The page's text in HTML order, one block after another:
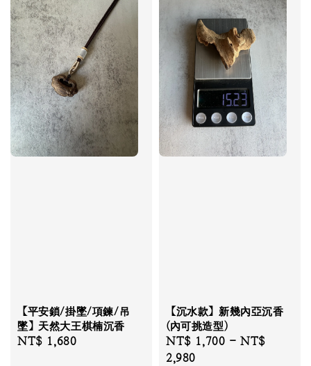
【平安鎖/掛墜/項鍊/吊
墜】天然大王棋楠沉香
Regular
NT$ 1,680
【沉水款】新幾內亞沉香
(內可挑造型)
Regular
price
NT$ 1,700 -NT$
2,980